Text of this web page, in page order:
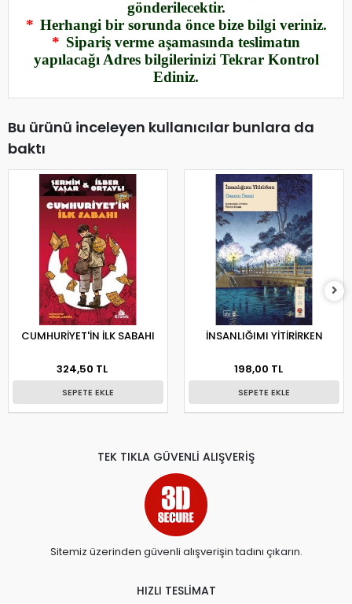
gönderilecektir.
* Herhangi bir sorunda önce bize bilgi veriniz.
* Sipariş verme aşamasında teslimatın
yapılacağı Adres bilgilerinizi Tekrar Kontrol
Ediniz.
Bu ürünü inceleyen kullanıcılar bunlara da
baktı
CUMHURİYET'İN İLK SABAHI
324,50 TL
SEPETE EKLE
İNSANLIĞIMI YİTİRİRKEN
198,00 TL
SEPETE EKLE
TEK TIKLA GÜVENLİ ALIŞVERİŞ
Sitemiz üzerinden güvenli alışverişin tadını çıkarın.
HIZLI TESLİMAT